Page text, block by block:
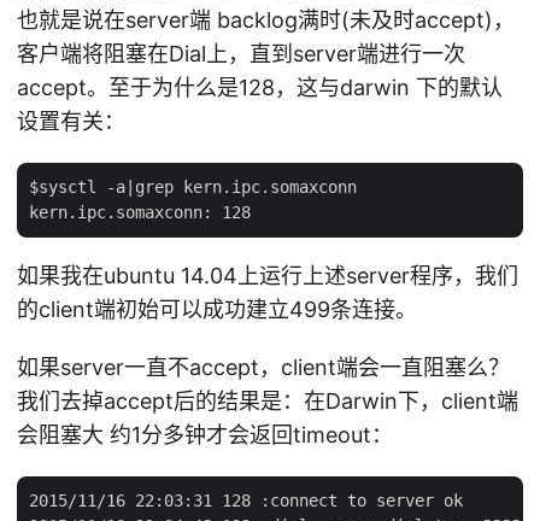
也就是说在server端 backlog满时(未及时accept)，
客户端将阻塞在Dial上，直到server端进行一次
accept。至于为什么是128，这与darwin 下的默认
设置有关：
$sysctl -a|grep kern.ipc.somaxconn
如果我在ubuntu 14.04上运行上述server程序，我们
的client端初始可以成功建立499条连接。
如果server一直不accept，client端会一直阻塞么？
我们去掉accept后的结果是：在Darwin下，client端
会阻塞大 约1分多钟才会返回timeout：
2015/11/16 22:03:31 128 :connect to server ok